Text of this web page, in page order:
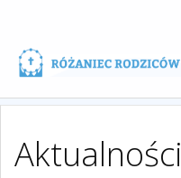
Aktualności